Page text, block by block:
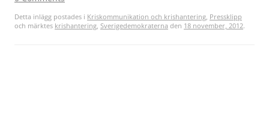
Detta inlägg postades i Kriskommunikation och krishantering Pressklipp
och märktes krishantering Sverigedemokraterna den 18 november, 2012.